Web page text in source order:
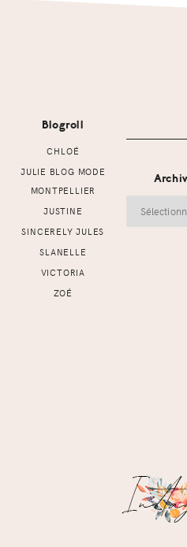
Blogroll
CHLOÉ
JULIE BLOG MODE
MONTPELLIER
JUSTINE
SINCERELY JULES
SLANELLE
VICTORIA
ZOÉ